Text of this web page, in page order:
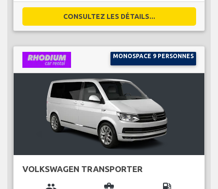
CONSULTEZ LES DÉTAILS...
MONOSPACE 9 PERSONNES
VOLKSWAGEN TRANSPORTER